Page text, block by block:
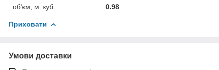
об'єм, м. куб.
0.98
Приховати
Умови доставки